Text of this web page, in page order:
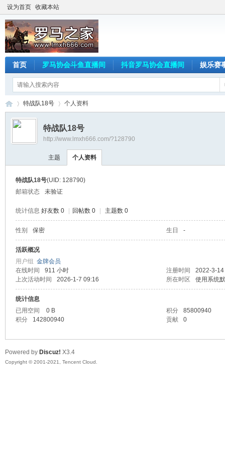
设为首页 收藏本站
首页 罗马协会斗鱼直播间 抖音罗马协会直播间 娱乐赛
›
特战队18号 个人资料
特战队18号
http://www.lmxh666.com/?128790
主题 个人资料
特战队18号(UID: 128790)
邮箱状态
未验证
统计信息 好友数 0 回帖数 0 主题数 0
性别 保密 生日 -
活跃概况
用户组 金牌会员
在线时间
911 小时 注册时间
2022-3-
上次活动时间
2026-1-7 09:16 所在时区 使用系统
统计信息
已用空间
0 B 积分
85800940
积分
142800940 贡献 0
Powered by Discuz! X3.4
Copyright © 2001-2021, Tencent Cloud.